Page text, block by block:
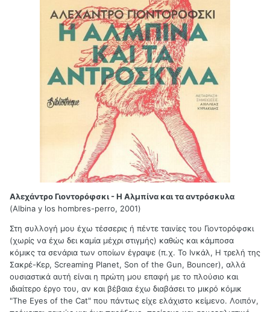
Αλεχάντρο Γιοντορόφσκι - Η Αλμπίνα και τα αντρόσκυλα
(Albina y los hombres-perro, 2001)
Στη συλλογή μου έχω τέσσερις ή πέντε ταινίες του Γιοντορόφσκι
(χωρίς να έχω δει καμία μέχρι στιγμής) καθώς και κάμποσα
κόμικς τα σενάρια των οποίων έγραψε (π.χ. Το Ινκάλ, Η τρελή της
Σακρέ-Κερ, Screaming Planet, Son of the Gun, Bouncer), αλλά
ουσιαστικά αυτή είναι η πρώτη μου επαφή με το πλούσιο και
ιδιαίτερο έργο του, αν και βέβαια έχω διαβάσει το μικρό κόμικ
"The Eyes of the Cat" που πάντως είχε ελάχιστο κείμενο. Λοιπόν,